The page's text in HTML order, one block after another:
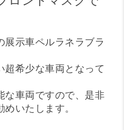
展示車ペルラネラブラ
超希少な車両となって
な車両ですので、是非
いたします。